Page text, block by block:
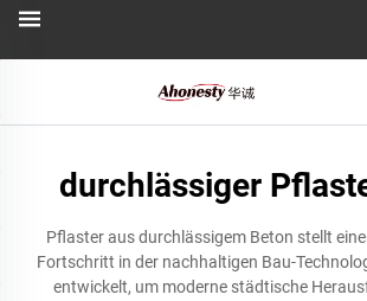
durchlässiger
Pflaster aus durchlässigem Beton stellt
Fortschritt in der nachhaltigen Bau-
entwickelt, um moderne städtische